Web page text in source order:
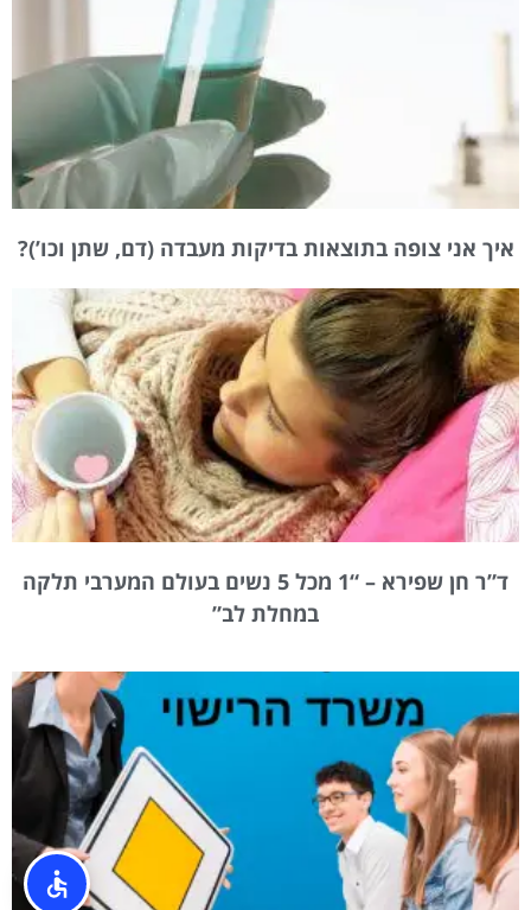
איך אני צופה בתוצאות בדיקות מעבדה (דם, שתן וכו’)?
ד”ר חן שפירא – “1 מכל 5 נשים בעולם המערבי תלקה
במחלת לב”